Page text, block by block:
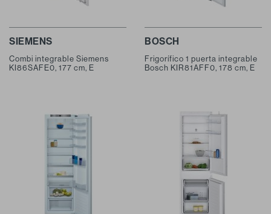
SIEMENS
Combi integrable Siemens
KI86SAFE0, 177 cm, E
BOSCH
Frigorífico 1 puerta integrable
Bosch KIR81AFF0, 178 cm, E